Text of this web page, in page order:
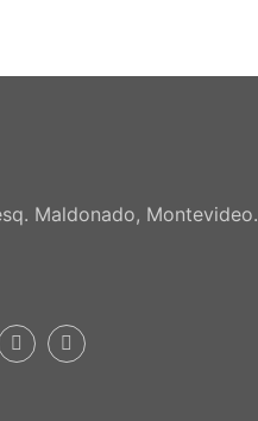
Maldonado, Montevideo.